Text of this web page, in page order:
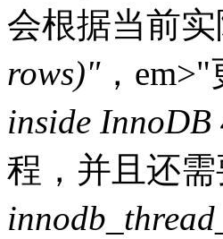
会根据当前
rows)"，em>"
inside InnoDB
程，并且还